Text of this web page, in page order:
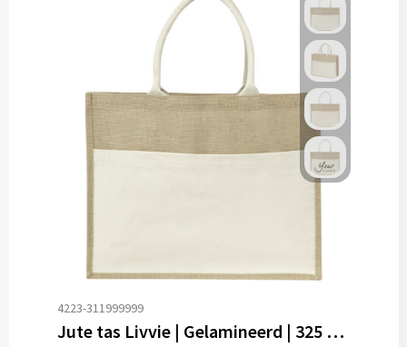
4223-311999999
Jute tas Livvie | Gelamineerd | 325 g/m²